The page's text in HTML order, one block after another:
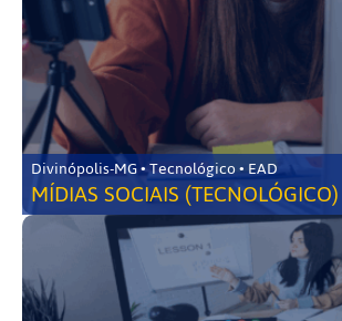
Divinópolis-MG • Tecnológico • EAD
MÍDIAS SOCIAIS